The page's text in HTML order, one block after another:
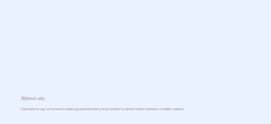
Štýlové uzly
Dekoratívne uzly na ramenách dodávajú jednoduchému strihu jedinečný detail a ďalšie možnosti variability nosenia.